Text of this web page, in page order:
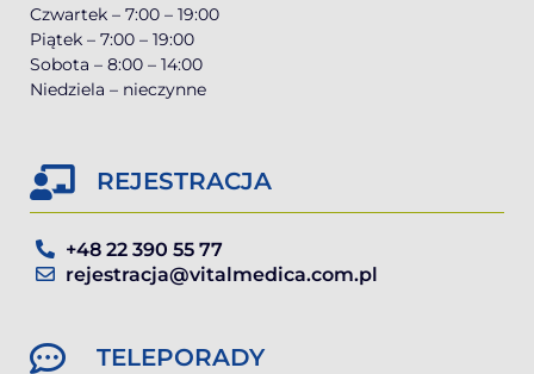
Czwartek – 7:00 – 19:00
Piątek – 7:00 – 19:00
Sobota – 8:00 – 14:00
Niedziela – nieczynne
REJESTRACJA
+48 22 390 55 77
rejestracja@vitalmedica.com.pl
TELEPORADY